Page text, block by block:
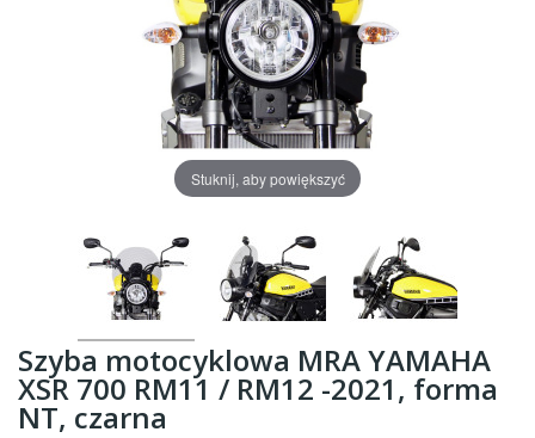
Stuknij, aby powiększyć
Szyba motocyklowa MRA YAMAHA
XSR 700 RM11 / RM12 -2021, forma
NT, czarna